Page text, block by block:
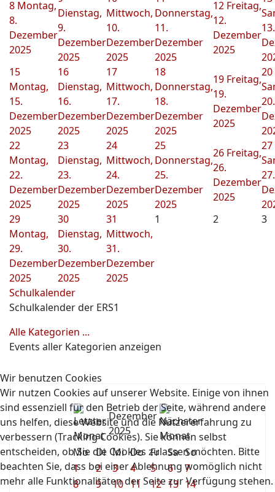
8 Montag,
8.
Dezember
2025
Dienstag,
9.
Dezember
2025
Mittwoch,
10.
Dezember
2025
Donnerstag,
11.
Dezember
2025
12 Freitag,
12.
Dezember
2025
13.
15
Montag,
15.
Dezember
2025
16
Dienstag,
16.
Dezember
2025
17
Mittwoch,
17.
Dezember
2025
18
Donnerstag,
18.
Dezember
2025
19 Freitag,
19.
Dezember
2025
20
20.
22
Montag,
22.
Dezember
2025
23
Dienstag,
23.
Dezember
2025
24
Mittwoch,
24.
Dezember
2025
25
Donnerstag,
25.
Dezember
2025
26 Freitag,
26.
Dezember
2025
27
27.
29
Montag,
29.
Dezember
2025
30
Dienstag,
30.
Dezember
2025
31
Mittwoch,
31.
Dezember
2025
1 2 3
Schulkalender
Schulkalender der ERS1
Alle Kategorien ...
Events aller Kategorien anzeigen
Dezember
2025
Mo Di Mi Do Fr Sa So
1
2 3 4 5 6
7
8
9 10 11 12 13 14
Wir benutzen Cookies
Wir nutzen Cookies auf unserer Website. Einige von ihnen
sind essenziell für den Betrieb der Seite, während andere
uns helfen, diese Website und die Nutzererfahrung zu
verbessern (Tracking Cookies). Sie können selbst
entscheiden, ob Sie die Cookies zulassen möchten. Bitte
beachten Sie, dass bei einer Ablehnung womöglich nicht
mehr alle Funktionalitäten der Seite zur Verfügung stehen.